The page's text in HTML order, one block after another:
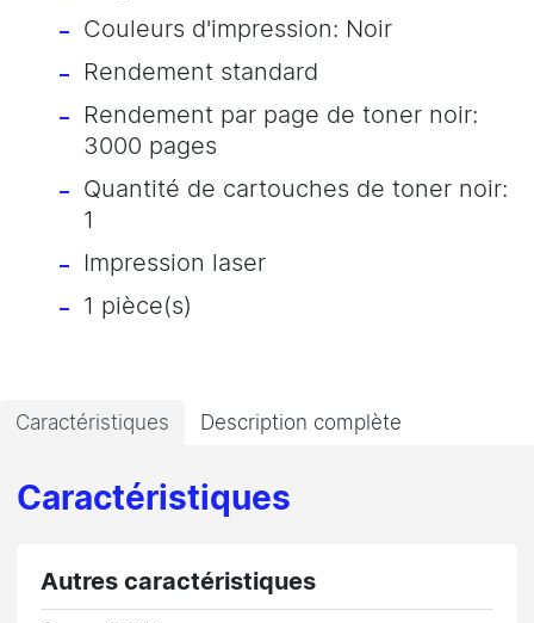
Couleurs d'impression: Noir
Rendement standard
Rendement par page de toner noir:
3000 pages
Quantité de cartouches de toner noir:
1
Impression laser
1 pièce(s)
Caractéristiques Description complète
Caractéristiques
Autres caractéristiques